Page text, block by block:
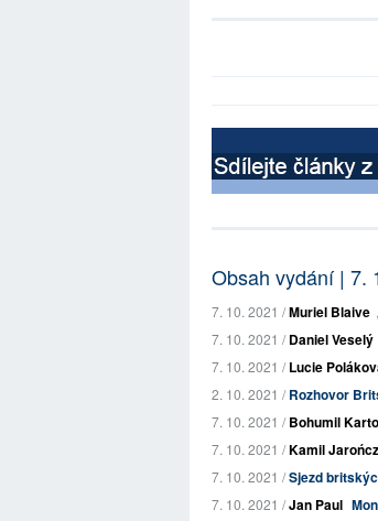
Obsah vydání | 7.
7. 10. 2021 /Muriel Blaive ,
7. 10. 2021 /Daniel Veselý
7. 10. 2021 /Lucie
2. 10. 2021 /Rozhovor
7. 10. 2021 /Bohumil
7. 10. 2021 /Kamil
7. 10. 2021 /Sjezd
7. 10. 2021 /Jan Paul